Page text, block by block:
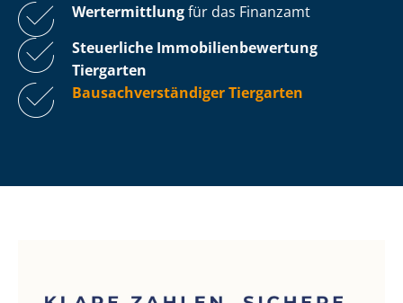
Wertermittlungfür das Finanzamt
Steuerliche Im­mo­bi­li­en­be­wer­tung
Tiergarten
Bau­sach­ver­stän­di­ger Tiergarten